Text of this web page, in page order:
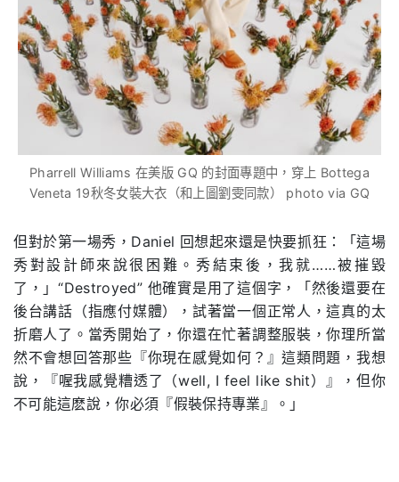
Pharrell Williams 在美版 GQ 的封面專題中，穿上 Bottega
Veneta 19秋冬女裝大衣（和上圖劉雯同款） photo via GQ
但對於第一場秀，Daniel 回想起來還是快要抓狂：「這場
秀對設計師來說很困難。秀結束後，我就……被摧毀
了，」“Destroyed” 他確實是用了這個字，「然後還要在
後台講話（指應付媒體），試著當一個正常人，這真的太
折磨人了。當秀開始了，你還在忙著調整服裝，你理所當
然不會想回答那些『你現在感覺如何？』這類問題，我想
說，『喔我感覺糟透了（well, I feel like shit）』，但你
不可能這麽說，你必須『假裝保持專業』。」